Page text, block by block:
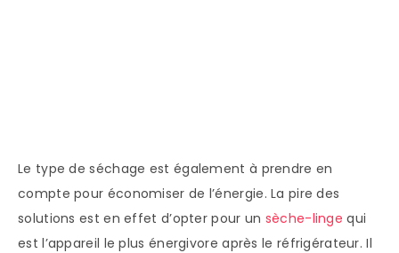
Le type de séchage est également à prendre en
compte pour économiser de l’énergie. La pire des
solutions est en effet d’opter pour un sèche-linge qui
est l’appareil le plus énergivore après le réfrigérateur. Il